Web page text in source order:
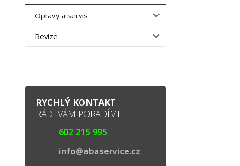
Opravy a servis
Revize
RYCHLÝ KONTAKT
RÁDI VÁM PORADÍME
602 215 995
info@abaservice.cz